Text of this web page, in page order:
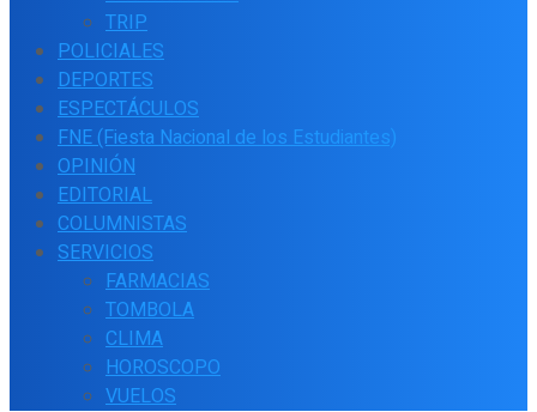
TRIP
POLICIALES
DEPORTES
ESPECTÁCULOS
FNE (Fiesta Nacional de los Estudiantes)
OPINIÓN
EDITORIAL
COLUMNISTAS
SERVICIOS
FARMACIAS
TOMBOLA
CLIMA
HOROSCOPO
VUELOS